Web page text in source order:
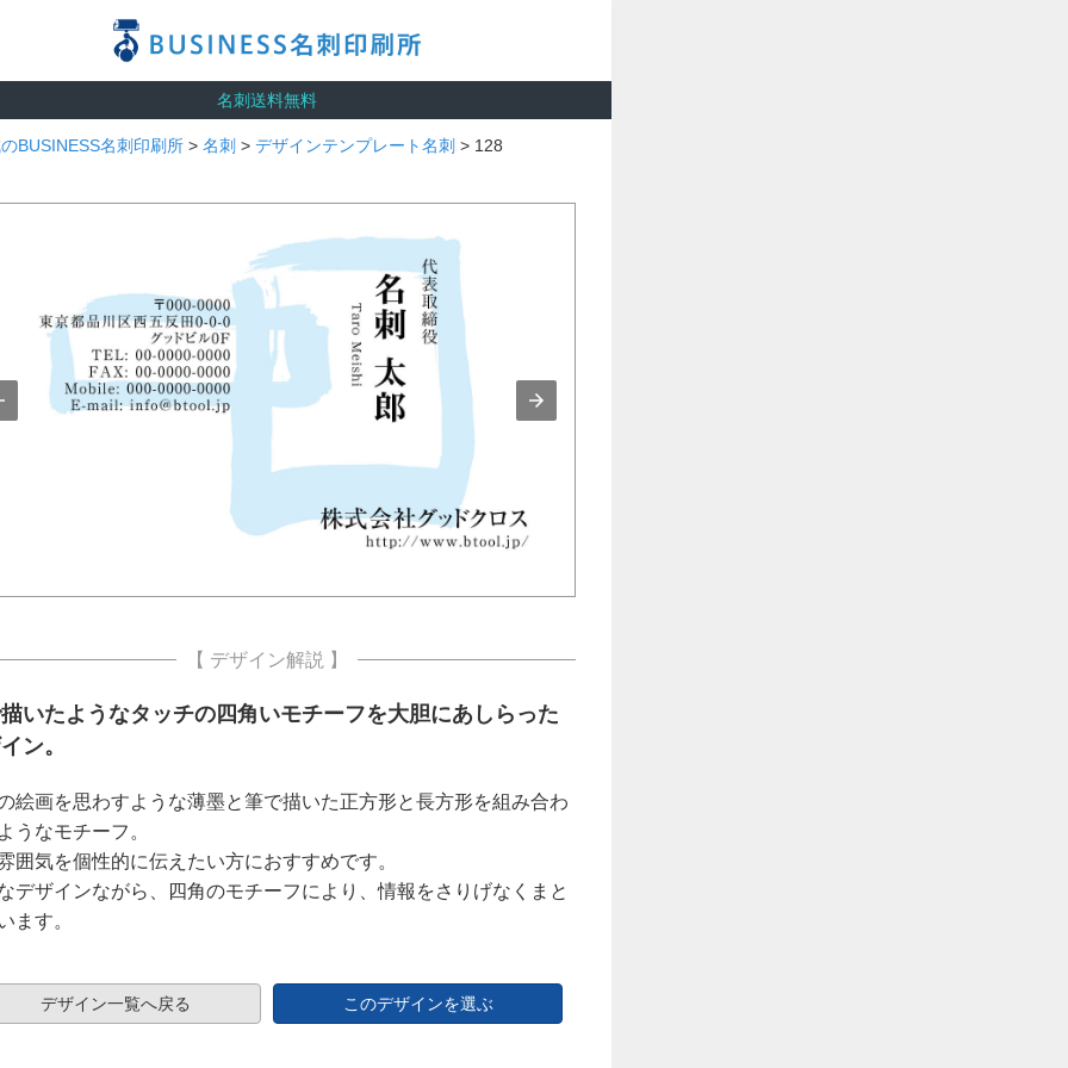
名刺送料無料
BUSINESS名刺印刷所 > 名刺 > デザインテンプレート名刺 > 128
【 デザイン解説 】
いたようなタッチの四角いモチーフを大胆にあしらった
ン。
絵画を思わすような薄墨と筆で描いた正方形と長方形を組み合わ
うなモチーフ。
囲気を個性的に伝えたい方におすすめです。
デザインながら、四角のモチーフにより、情報をさりげなくまと
ます。
デザイン一覧へ戻る このデザインを選ぶ